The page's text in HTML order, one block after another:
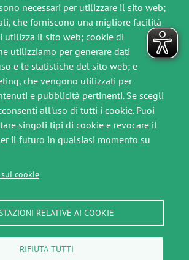
necessari per utilizzare il sito web;
che forniscono una migliore facilità
utilizza il sito web; cookie di
utilizziamo per generare dati
e le statistiche del sito web; e
che vengono utilizzati per
e pubblicità pertinenti. Se scegli
all'uso di tutti i cookie. Puoi
singoli tipi di cookie e revocare il
il futuro in qualsiasi momento su
cookie
RELATIVE AI COOKIE
RIFIUTA TUTTI
Stampa
SU